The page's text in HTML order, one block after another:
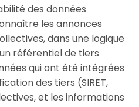
des données
les annonces
dans une logique
référentiel de tiers
qui ont été intégrées
des tiers (SIRET,
et les informations